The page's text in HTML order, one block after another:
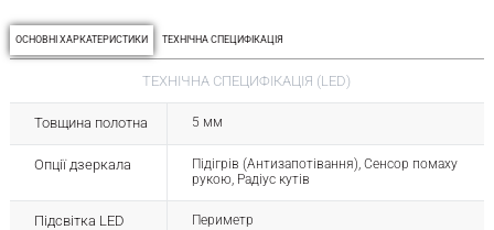
ОСНОВНІ ХАРКАТЕРИСТИКИ ТЕХНІЧНА СПЕЦИФІКАЦІЯ
ТЕХНІЧНА СПЕЦИФІКАЦІЯ (LED)
Товщина полотна 5 мм
Опції дзеркала
Підігрів (Антизапотівання), Сенсор помаху
рукою, Радіус кутів
Підсвітка LED Периметр